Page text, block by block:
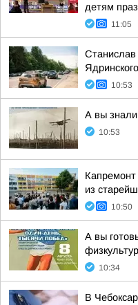
детям
11:05
10:53
А вы
10:53
из
10:50
А вы
10:34
В